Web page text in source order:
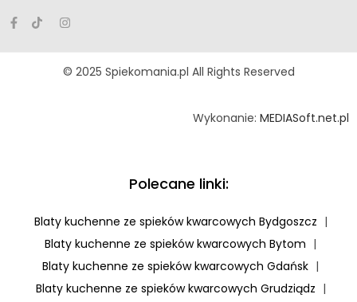
© 2025 Spiekomania.pl All Rights Reserved
Wykonanie: MEDIASoft.net.pl
Polecane linki:
Blaty kuchenne ze spieków kwarcowych Bydgoszcz |
Blaty kuchenne ze spieków kwarcowych Bytom |
Blaty kuchenne ze spieków kwarcowych Gdańsk |
Blaty kuchenne ze spieków kwarcowych Grudziądz |